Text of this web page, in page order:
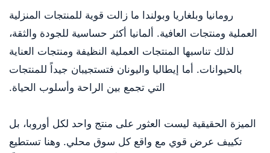
رومانيا وبلغاريا وبولندا ما زالت قوية للمنتجات المنزلية
العملية ومنتجات العافية. ألمانيا أكثر حساسية للجودة والثقة،
لذلك تناسبها المنتجات العملية النظيفة ومنتجات العناية
بالحيوانات. أما إيطاليا واليونان فتستجيبان جيداً للمنتجات
التي تجمع بين الراحة وأسلوب الحياة.
الميزة الحقيقية ليست العثور على منتج واحد لكل أوروبا، بل
تكييف عرض قوي مع واقع كل سوق محلي. وهنا تستطيع